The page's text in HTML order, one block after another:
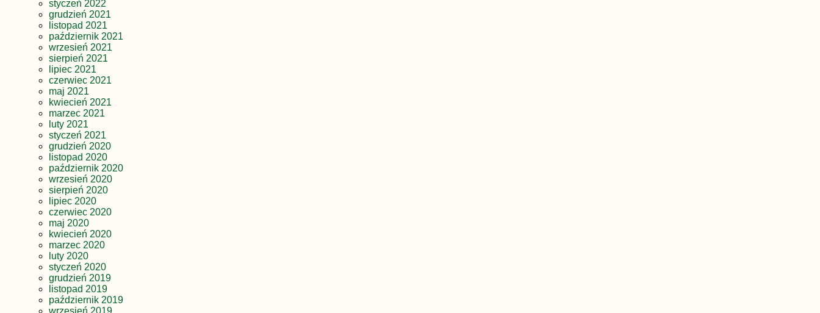
styczeń 2022
grudzień 2021
listopad 2021
październik 2021
wrzesień 2021
sierpień 2021
lipiec 2021
czerwiec 2021
maj 2021
kwiecień 2021
marzec 2021
luty 2021
styczeń 2021
grudzień 2020
listopad 2020
październik 2020
wrzesień 2020
sierpień 2020
lipiec 2020
czerwiec 2020
maj 2020
kwiecień 2020
marzec 2020
luty 2020
styczeń 2020
grudzień 2019
listopad 2019
październik 2019